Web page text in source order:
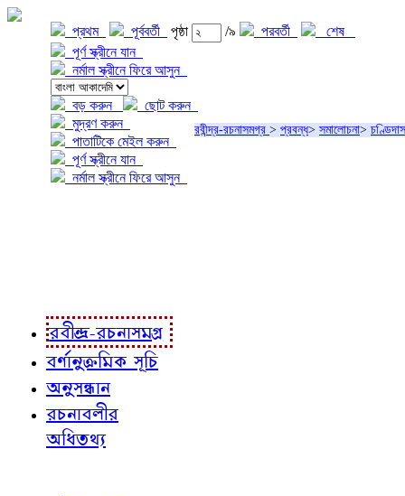
প্রথম পূর্ববর্তী পৃষ্ঠা /৯ পরবর্তী
শেষ
পূর্ণ স্ক্রীনে যান
নর্মাল স্ক্রীনে ফিরে আসুন
বড় করুন
ছোট করুন
মুদ্রণ করুন
পাতাটিকে মেইল করুন
পূর্ণ স্ক্রীনে যান
নর্মাল স্ক্রীনে ফিরে আসুন
রবীন্দ্র-রচনাসমগ্র > প্রবন্ধ> সমালোচনা>
রবীন্দ্র-রচনাসমগ্র
বর্ণানুক্রমিক সূচি
অনুসন্ধান
রচনাবলীর
অধিতথ্য